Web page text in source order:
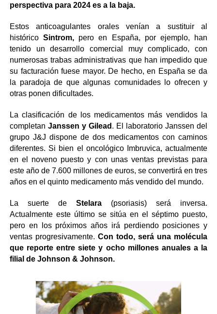
perspectiva para 2024 es a la baja.
Estos anticoagulantes orales venían a sustituir al
históricoSintrom, pero en España, por ejemplo, han
tenido un desarrollo comercial muy complicado, con
numerosas trabas administrativas que han impedido que
su facturación fuese mayor. De hecho, en España se da
la paradoja de que algunas comunidades lo ofrecen y
otras ponen dificultades.
La clasificación de los medicamentos más vendidos la
completan Janssen y Gilead . El laboratorio Janssen del
grupo J&J dispone de dos medicamentos con caminos
diferentes. Si bien el oncológico Imbruvica, actualmente
en el noveno puesto y con unas ventas previstas para
este año de 7.600 millones de euros, se convertirá en tres
años en el quinto medicamento más vendido del mundo.
La suerte de Stelara (psoriasis) será inversa.
Actualmente este último se sitúa en el séptimo puesto,
pero en los próximos años irá perdiendo posiciones y
ventas progresivamente. Con todo, será una molécula
que reporte entre siete y ocho millones anuales a la
filial de Johnson & Johnson.